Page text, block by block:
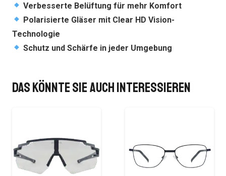
Verbesserte Belüftung für mehr Komfort
Polarisierte Gläser mit Clear HD Vision-
Technologie
Schutz und Schärfe in jeder Umgebung
Das könnte Sie auch interessieren